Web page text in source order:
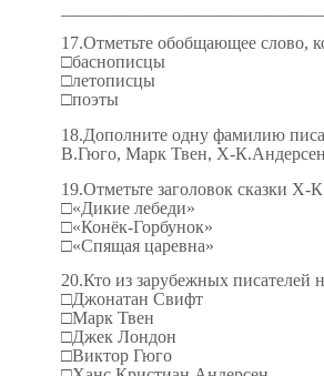
17.Отметьте обобщающее слово,
□баснописцы
□летописцы
□поэты
18.Дополните одну фамилию
В.Гюго, Марк Твен, Х-
19.Отметьте заголовок сказки Х-
□«Дикие лебеди»
□«Конёк-Горбунок»
□«Спящая царевна»
20.Кто из зарубежных писателей
□Джонатан Свифт
□Марк Твен
□Джек Лондон
□Виктор Гюго